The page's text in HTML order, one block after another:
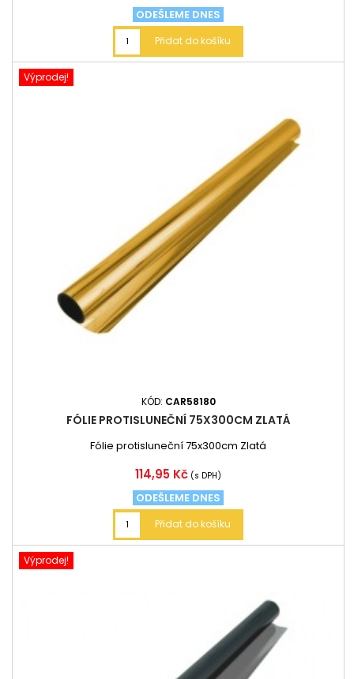
cena
ODEŠLEME DNES
Přidat do košíku
Výprodej!
KÓD: CAR58180
FÓLIE PROTISLUNEČNÍ 75X300CM ZLATÁ
Fólie protisluneční 75x300cm Zlatá
Cena
114,95 Kč (s DPH)
ODEŠLEME DNES
Přidat do košíku
Výprodej!